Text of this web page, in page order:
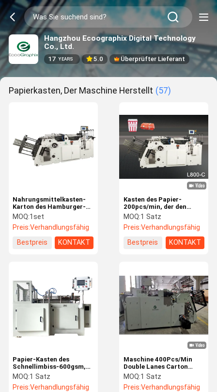
Hangzhou Ecoographix Digital Technology
Co., Ltd.
17 YEARS 5.0 Überprüfter Lieferant
Papierkasten, Der Maschine Herstellt (57)
Nahrungsmittelkasten-
Karton des Hamburger-
600GSM, der Maschine
aufrichtet
MOQ:1set
Preis:Verhandlungsfähig
Bestpreis
KONTAKT
Kasten des Papier-
200pcs/min, der den
Maschinen-Karton
aufrichtet Maschine
herstellt
MOQ:1 Satz
Preis:Verhandlungsfähig
Bestpreis
KONTAKT
Papier-Kasten des
Schnellimbiss-600gsm,
der Maschine 30pcs/Min
herstellt
MOQ:1 Satz
Preis:Verhandlungsfähig
Maschine 400Pcs/Min
Double Lanes Carton
Erecting für
Wellpapppapier
MOQ:1 Satz
Preis:Verhandlungsfähig